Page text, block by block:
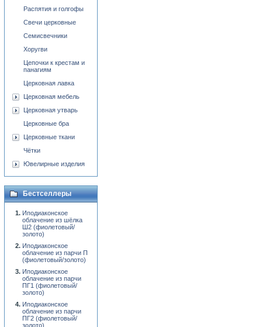
Распятия и голгофы
Свечи церковные
Семисвечники
Хоругви
Цепочки к крестам и
панагиям
Церковная лавка
Церковная мебель
Церковная утварь
Церковные бра
Церковные ткани
Чётки
Ювелирные изделия
Бестселлеры
Иподиаконское
облачение из шёлка
Ш2 (фиолетовый/
золото)
Иподиаконское
облачение из парчи П
(фиолетовый/золото)
Иподиаконское
облачение из парчи
ПГ1 (фиолетовый/
золото)
Иподиаконское
облачение из парчи
ПГ2 (фиолетовый/
золото)